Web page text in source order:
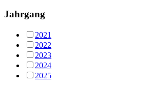
Jahrgang
2021
2022
2023
2024
2025